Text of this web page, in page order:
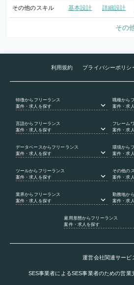
その他のスキル 基本設計 詳細設計
その
利用規約 プライバシーポリシ
特徴からフリーランス
案件・求人を探す
職種から
案件・求
言語からフリーランス
案件・求人を探す
フレーム
案件・求
データベース からフリーランス
案件・求人を探す
環境から
案件・求
ツールからフリーランス
案件・求人を探す
その他の
案件・求
業界からフリーランス
案件・求人を探す
勤務地か
案件・求
雇用形態からフリーランス
案件・求人を探す
運営会社関連サービ
SES事業者によるSES事業者のための営業